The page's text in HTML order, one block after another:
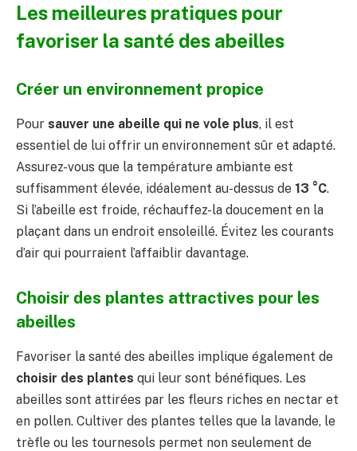
Les meilleures pratiques pour
favoriser la santé des abeilles
Créer un environnement propice
Pour sauver une abeille qui ne vole plus, il est
essentiel de lui offrir un environnement sûr et adapté.
Assurez-vous que la température ambiante est
suffisamment élevée, idéalement au-dessus de 13 °C.
Si l’abeille est froide, réchauffez-la doucement en la
plaçant dans un endroit ensoleillé. Évitez les courants
d’air qui pourraient l’affaiblir davantage.
Choisir des plantes attractives pour les
abeilles
Favoriser la santé des abeilles implique également de
choisir des plantes qui leur sont bénéfiques. Les
abeilles sont attirées par les fleurs riches en nectar et
en pollen. Cultiver des plantes telles que la lavande, le
trèfle ou les tournesols permet non seulement de